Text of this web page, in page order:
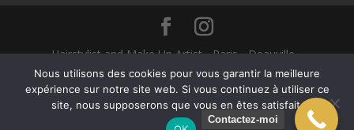
Hairstylist and Make Up Artist - Paris - Deauville -
Dubaï - New York - Alexandra Mathieu 2025
Contactez-moi
English(Anglais) Français
Nous utilisons des cookies pour vous garantir la meilleure
expérience sur notre site web. Si vous continuez à utiliser ce
site, nous supposerons que vous en êtes satisfait.